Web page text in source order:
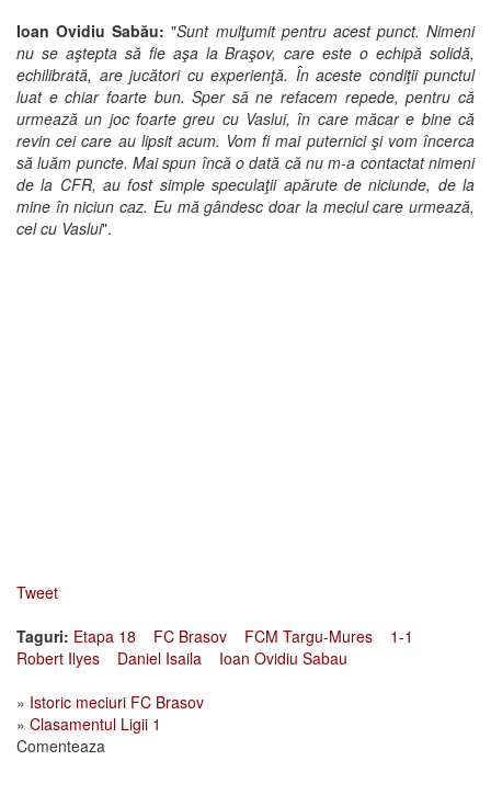
Ioan Ovidiu Sabău: "Sunt mulţumit pentru acest punct. Nimeni
nu se aştepta să fie aşa la Braşov, care este o echipă solidă,
echilibrată, are jucători cu experienţă. În aceste condiţii punctul
luat e chiar foarte bun. Sper să ne refacem repede, pentru că
urmează un joc foarte greu cu Vaslui, în care măcar e bine că
revin cei care au lipsit acum. Vom fi mai puternici şi vom încerca
să luăm puncte. Mai spun încă o dată că nu m-a contactat nimeni
de la CFR, au fost simple speculaţii apărute de niciunde, de la
mine în niciun caz. Eu mă gândesc doar la meciul care urmează,
cel cu Vaslui".
Tweet
Taguri: Etapa 18 FC Brasov FCM Targu-Mures
1-1
Robert Ilyes
Daniel Isaila
Ioan Ovidiu Sabau
» Istoric meciuri FC Brasov
» Clasamentul Ligii 1
Comenteaza